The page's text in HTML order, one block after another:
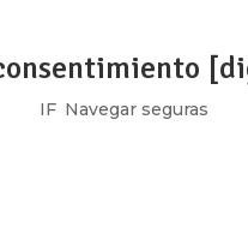
IF Navegar seguras